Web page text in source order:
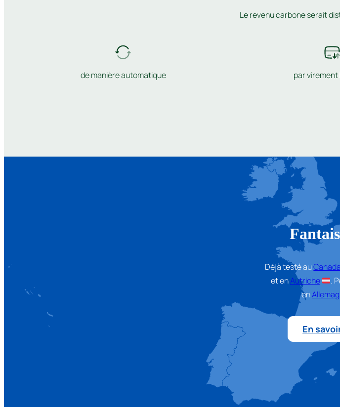
Le revenu carbone serait
de manière automatique par
Déjà testé auCanada
et enAutriche
.
en
En